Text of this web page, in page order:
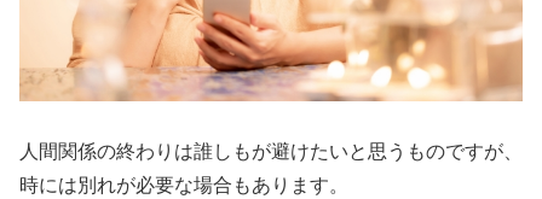
人間関係の終わりは誰しもが避けたいと思うものですが、
時には別れが必要な場合もあります。